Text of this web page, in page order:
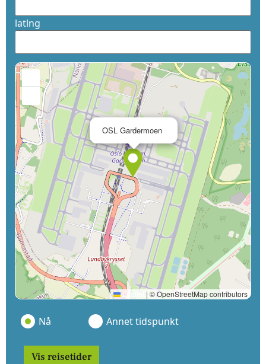
latlng
OSL Gardermoen
Leaflet | © OpenStreetMap contributors
Nå Annet tidspunkt
Vis reisetider